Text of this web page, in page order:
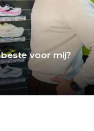
voor mij?